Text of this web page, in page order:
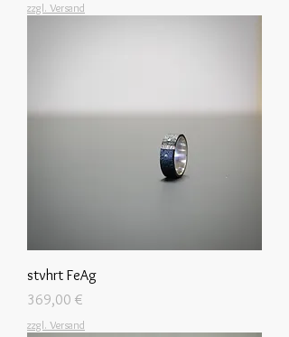
zzgl. Versand
stvhrt FeAg
Preis
369,00 €
zzgl. Versand